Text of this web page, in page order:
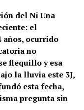
del Ni Una
el
años, ocurrido
no
flequillo y esa
la lluvia este 3J,
esta fecha,
pregunta sin